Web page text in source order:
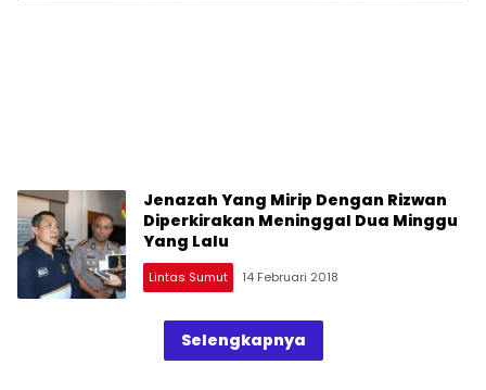
Jenazah Yang Mirip Dengan Rizwan
Diperkirakan Meninggal Dua Minggu
Yang Lalu
Lintas Sumut 14 Februari 2018
Selengkapnya